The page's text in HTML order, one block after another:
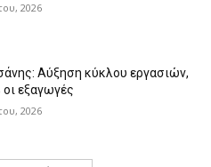
2026
Αύξηση κύκλου εργασιών,
οι εξαγωγές
2026